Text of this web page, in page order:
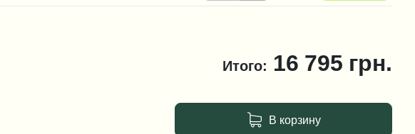
Итого: 16 795 грн.
В корзину